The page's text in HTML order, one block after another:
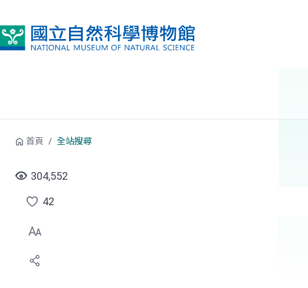
首頁 全站搜尋
304,552
點
選
喜
42